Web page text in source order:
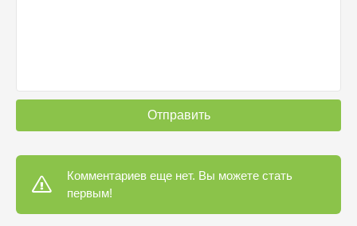
Отправить
Комментариев еще нет. Вы можете стать
первым!